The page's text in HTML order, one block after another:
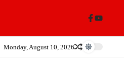
Monday, August 10, 2026